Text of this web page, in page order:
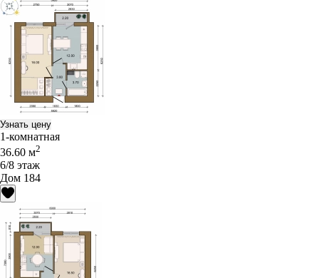
Узнать цену
1-комнатная
36.60 м2
6/8 этаж
Дом 184